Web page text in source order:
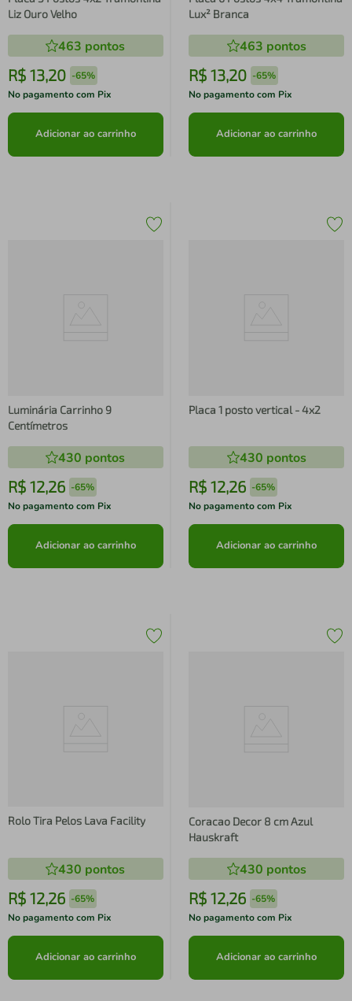
Liz Ouro Velho
463 pontos
R$ 13,20 -65%
No pagamento com Pix
Adicionar ao carrinho
Lux² Branca
463 pontos
R$ 13,20 -65%
No pagamento com Pix
Adicionar ao carrinho
Luminária Carrinho 9
Centímetros
430 pontos
R$ 12,26 -65%
No pagamento com Pix
Adicionar ao carrinho
Placa 1 posto vertical - 4x2
430 pontos
R$ 12,26 -65%
No pagamento com Pix
Adicionar ao carrinho
Rolo Tira Pelos Lava Facility
430 pontos
R$ 12,26 -65%
No pagamento com Pix
Adicionar ao carrinho
Coracao Decor 8 cm Azul
Hauskraft
430 pontos
R$ 12,26 -65%
No pagamento com Pix
Adicionar ao carrinho